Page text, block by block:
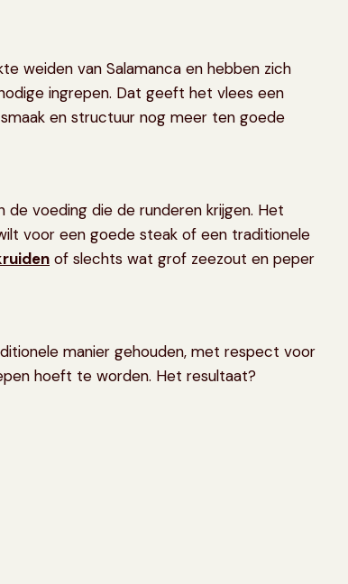
weiden van Salamanca en hebben zich
ingrepen. Dat geeft het vlees een
en structuur nog meer ten goede
voeding die de runderen krijgen. Het
voor een goede steak of een traditionele
of slechts wat grof zeezout en peper
manier gehouden, met respect voor
hoeft te worden. Het resultaat?